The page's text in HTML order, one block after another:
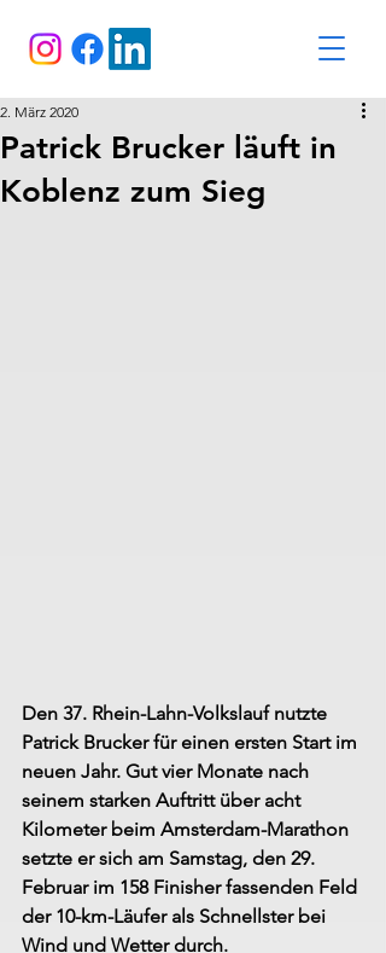
Patrick Brucker läuft in
Koblenz zum Sieg
2. März 2020
Den 37. Rhein-Lahn-Volkslauf nutzte
Patrick Brucker für einen ersten Start im
neuen Jahr. Gut vier Monate nach
seinem starken Auftritt über acht
Kilometer beim Amsterdam-Marathon
setzte er sich am Samstag, den 29.
Februar im 158 Finisher fassenden Feld
der 10-km-Läufer als Schnellster bei
Wind und Wetter durch.